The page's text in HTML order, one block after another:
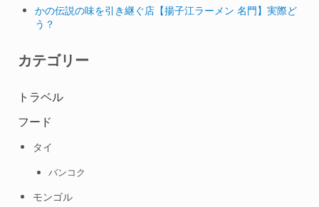
かの伝説の味を引き継ぐ店【揚子江ラーメン 名門】実際ど
う？
カテゴリー
トラベル
フード
タイ
バンコク
モンゴル